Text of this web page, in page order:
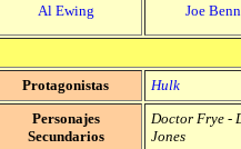
Al Ewing Joe
Protagonistas
Hulk
Personajes
Secundarios
Doctor Frye -
Jones